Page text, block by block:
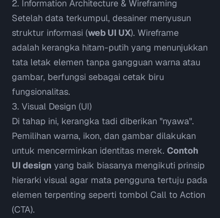
2. Information Architecture & Wireframing
Setelah data terkumpul, desainer menyusun
struktur informasi (web UI UX). Wireframe
adalah kerangka hitam-putih yang menunjukkan
tata letak elemen tanpa gangguan warna atau
gambar, berfungsi sebagai cetak biru
fungsionalitas.
3. Visual Design (UI)
Di tahap ini, kerangka tadi diberikan "nyawa".
Pemilihan warna, ikon, dan gambar dilakukan
untuk mencerminkan identitas merek. Contoh
UI design yang baik biasanya mengikuti prinsip
hierarki visual agar mata pengguna tertuju pada
elemen terpenting seperti tombol Call to Action
(CTA).